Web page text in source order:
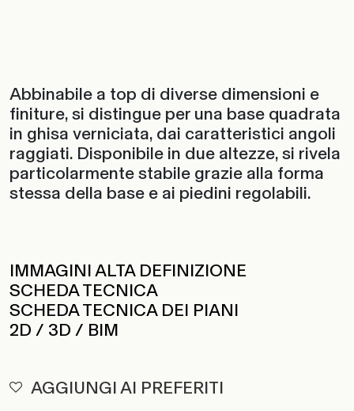
Abbinabile a top di diverse dimensioni e
finiture, si distingue per una base quadrata
in ghisa verniciata, dai caratteristici angoli
raggiati. Disponibile in due altezze, si rivela
particolarmente stabile grazie alla forma
stessa della base e ai piedini regolabili.
IMMAGINI ALTA DEFINIZIONE
SCHEDA TECNICA
SCHEDA TECNICA DEI PIANI
2D / 3D / BIM
AGGIUNGI AI PREFERITI